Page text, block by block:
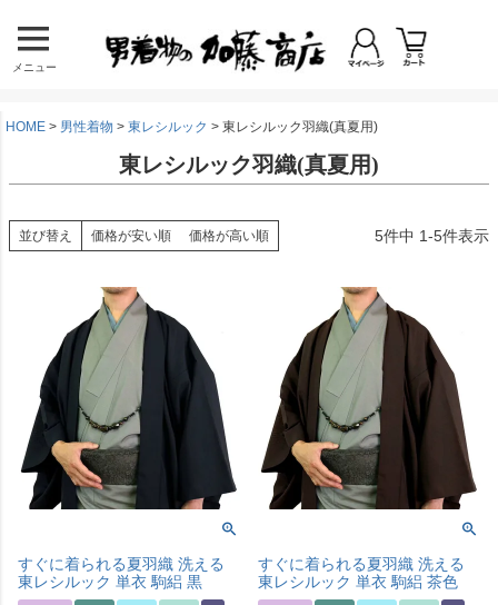
メニュー
HOME 男性着物 東レシルック 東レシルック羽織(真夏用)
東レシルック羽織(真夏用)
並び替え 価格が安い順 価格が高い順 5件中 1-5件表示
すぐに着られる夏羽織 洗える
東レシルック 単衣 駒絽 黒
すぐに着られる夏羽織 洗える
東レシルック 単衣 駒絽 茶色